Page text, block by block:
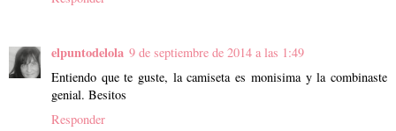
elpuntodelola 9 de septiembre de 2014 a las 1:49
Entiendo que te guste, la camiseta es monisima y la combinaste
genial. Besitos
Responder